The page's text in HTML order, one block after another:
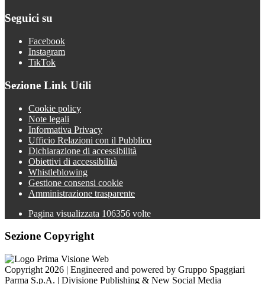
Seguici su
Facebook
Instagram
TikTok
Sezione Link Utili
Cookie policy
Note legali
Informativa Privacy
Ufficio Relazioni con il Pubblico
Dichiarazione di accessibilità
Obiettivi di accessibilità
Whistleblowing
Gestione consensi cookie
Amministrazione trasparente
Pagina visualizzata 106356 volte
Sezione Copyright
Copyright 2026 | Engineered and powered by Gruppo Spaggiari
Parma S.p.A. | Divisione Publishing & New Social Media